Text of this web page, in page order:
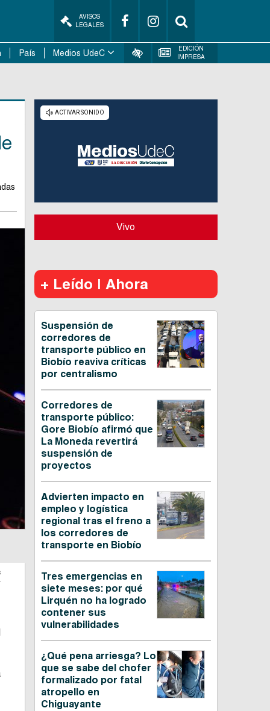
AVISOS
LEGALES
País Medios UdeC
EDICIÓN
IMPRESA
Vivo
+ Leído | Ahora
Suspensión de
corredores de
transporte público en
Biobío reaviva críticas
por centralismo
Corredores de
transporte público:
Gore Biobío afirmó que
La Moneda revertirá
suspensión de
proyectos
Advierten impacto en
empleo y logística
regional tras el freno a
los corredores de
transporte en Biobío
Tres emergencias en
siete meses: por qué
Lirquén no ha logrado
contener sus
vulnerabilidades
¿Qué pena arriesga? Lo
que se sabe del chofer
formalizado por fatal
atropello en
Chiguayante